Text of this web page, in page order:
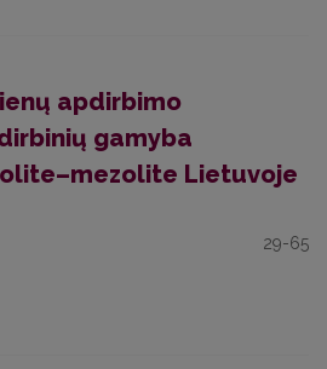
apdirbimo
gamyba
Lietuvoje
29-65